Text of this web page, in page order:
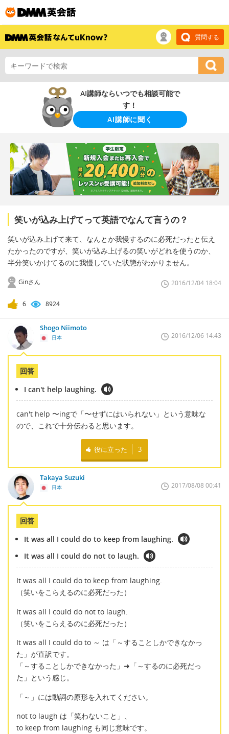
質問する
AI講師ならいつでも相談可能で
す！
AI講師に聞く
笑いが込み上げてって英語でなんて言うの？
笑いが込み上げて来て、なんとか我慢するのに必死だったと伝え
たかったのですが、笑いが込み上げるの笑いがどれを使うのか、
半分笑いかけてるのに我慢していた状態がわかりません。
Ginさん 2016/12/04 18:04
6 8924
Shogo Niimoto
日本 2016/12/06 14:43
回答
I can't help laughing.
can't help 〜ingで「〜せずにはいられない」という意味な
ので、これで十分伝わると思います。
役に立った 3
Takaya Suzuki
日本 2017/08/08 00:41
回答
It was all I could do to keep from laughing.
It was all I could do not to laugh.
It was all I could do to keep from laughing.
（笑いをこらえるのに必死だった）
It was all I could do not to laugh.
（笑いをこらえるのに必死だった）
It was all I could do to ～ は「～することしかできなかっ
た」が直訳です。
「～することしかできなかった」➜「～するのに必死だっ
た」という感じ。
「～」には動詞の原形を入れてください。
not to laugh は「笑わないこと」、
to keep from laughing も同じ意味です。